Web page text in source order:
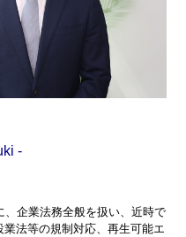
企業法務全般を扱い、近時で
法等の規制対応、再生可能エ